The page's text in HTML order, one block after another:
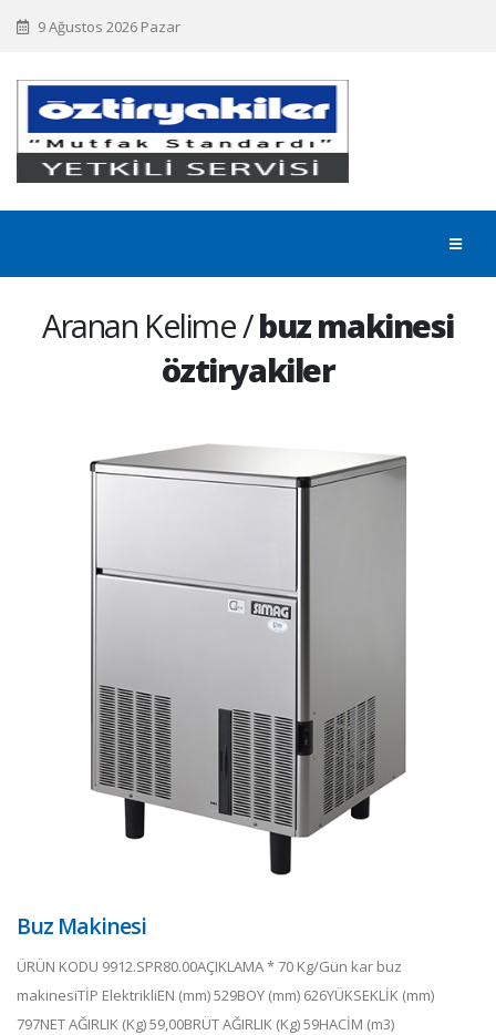
9 Ağustos 2026 Pazar
Aranan Kelime /buz makinesi
öztiryakiler
Buz Makinesi
ÜRÜN KODU 9912.SPR80.00AÇIKLAMA * 70 Kg/Gün kar buz
makinesiTİP ElektrikliEN (mm) 529BOY (mm) 626YÜKSEKLİK (mm)
797NET AĞIRLIK (Kg) 59,00BRÜT AĞIRLIK (Kg) 59HACİM (m3)